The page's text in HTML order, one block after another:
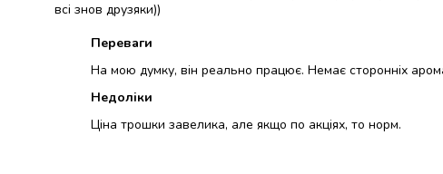
Кекси
панетоне
Тістечка
Шоколадні
фігурки
та
всі знов друзяки))
Переваги
На мою думку, він реально працює. Немає сторонніх
Недоліки
Ціна трошки завелика, але якщо по акціях, то норм.